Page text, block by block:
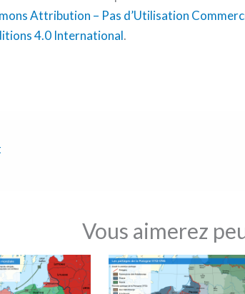
Attribution – Pas d’Utilisation
4.0 International.
Vous aimerez